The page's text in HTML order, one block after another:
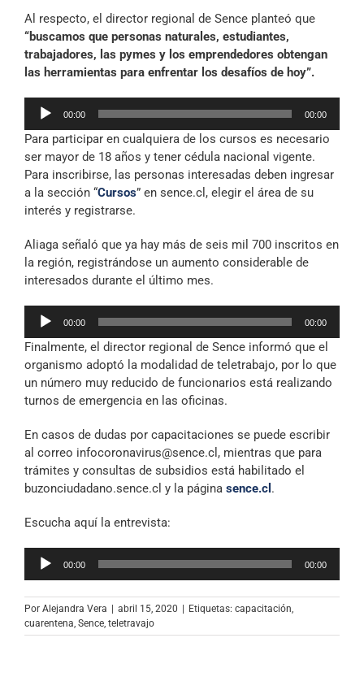
Al respecto, el director regional de Sence planteó que
“buscamos que personas naturales, estudiantes,
trabajadores, las pymes y los emprendedores obtengan
las herramientas para enfrentar los desafíos de hoy”.
Reproductor
audio
00:00 00:00
Para participar en cualquiera de los cursos es necesario
ser mayor de 18 años y tener cédula nacional vigente.
Para inscribirse, las personas interesadas deben ingresar
a la sección “Cursos” en sence.cl, elegir el área de su
interés y registrarse.
Aliaga señaló que ya hay más de seis mil 700 inscritos en
la región, registrándose un aumento considerable de
interesados durante el último mes.
Reproductor
audio
00:00 00:00
Finalmente, el director regional de Sence informó que el
organismo adoptó la modalidad de teletrabajo, por lo que
un número muy reducido de funcionarios está realizando
turnos de emergencia en las oficinas.
En casos de dudas por capacitaciones se puede escribir
al correo infocoronavirus@sence.cl , mientras que para
trámites y consultas de subsidios está habilitado el
buzonciudadano.sence.cl y la página sence.cl .
Escucha aquí la entrevista:
Reproductor
00:00 00:00
Por Alejandra Vera | abril 15, 2020 | Etiquetas: capacitación
cuarentena Sence teletravajo